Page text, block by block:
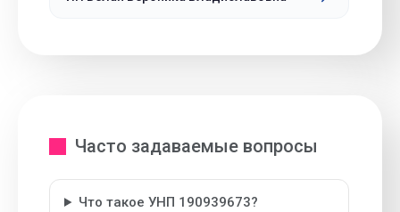
Часто задаваемые вопросы
Что такое УНП 190939673?